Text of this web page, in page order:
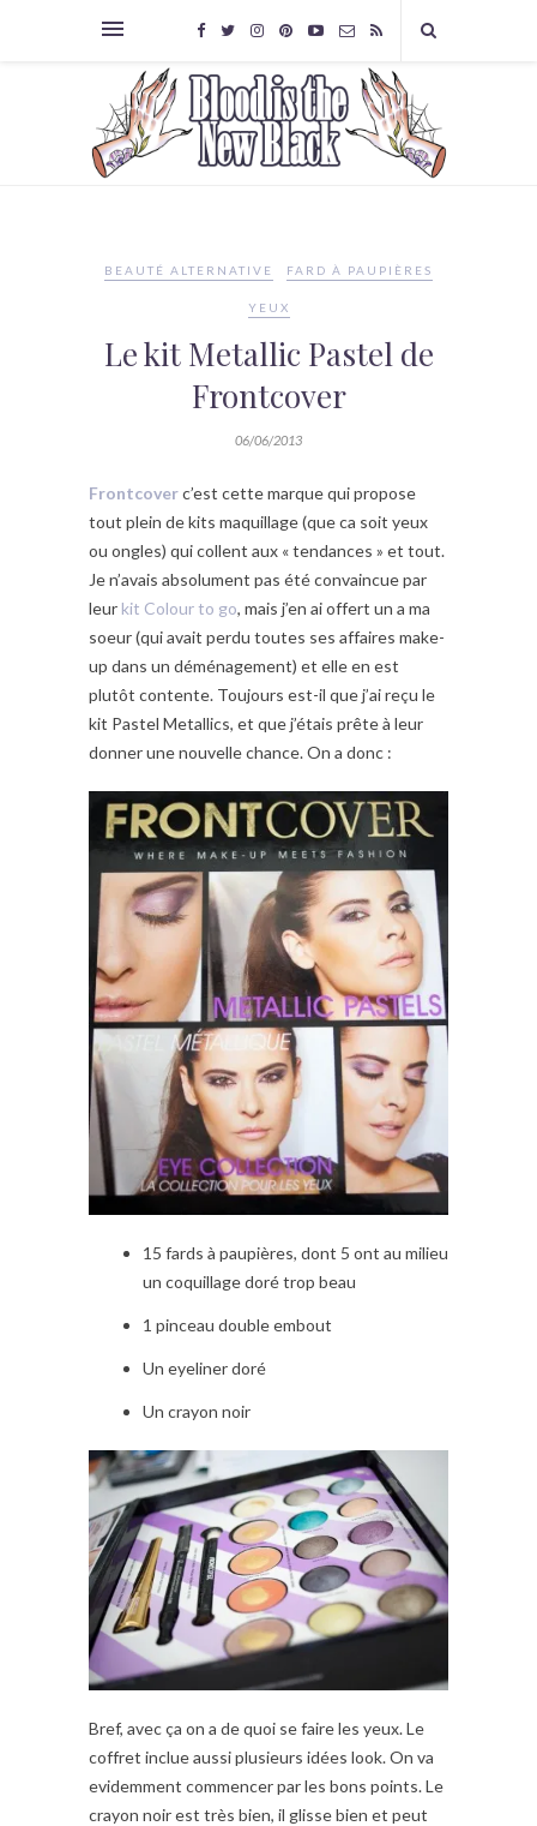
BEAUTÉ ALTERNATIVE FARD À PAUPIÈRES
YEUX
Le kit Metallic Pastel de
Frontcover
06/06/2013
Frontcoverc’est cette marque qui propose
tout plein de kits maquillage (que ca soit yeux
ou ongles) qui collent aux « tendances » et tout.
Je n’avais absolument pas été convaincue par
leur kit Colour to go, mais j’en ai offert un a ma
soeur (qui avait perdu toutes ses affaires make-
up dans un déménagement) et elle en est
plutôt contente. Toujours est-il que j’ai reçu le
kit Pastel Metallics, et que j’étais prête à leur
donner une nouvelle chance. On a donc :
15 fards à paupières, dont 5 ont au milieu
un coquillage doré trop beau
1 pinceau double embout
Un eyeliner doré
Un crayon noir
Bref, avec ça on a de quoi se faire les yeux. Le
coffret inclue aussi plusieurs idées look. On va
evidemment commencer par les bons points. Le
crayon noir est très bien, il glisse bien et peut